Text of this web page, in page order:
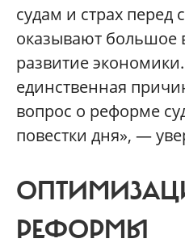
судам и страх перед
оказывают большое
развитие
единственная
вопрос о реформе
повестки дня», —
РЕФОРМЫ